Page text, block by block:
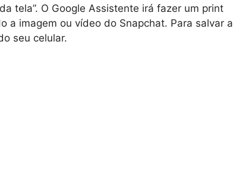
tela”. O Google Assistente irá fazer um print
a imagem ou vídeo do Snapchat. Para salvar a
seu celular.